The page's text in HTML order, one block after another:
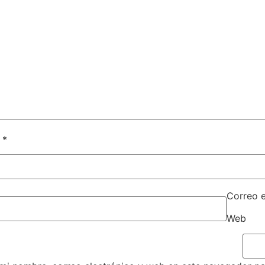
*
Correo
Web